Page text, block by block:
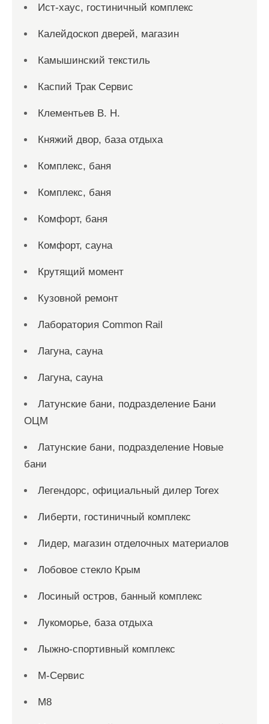
Ист-хаус, гостиничный комплекс
Калейдоскоп дверей, магазин
Камышинский текстиль
Каспий Трак Сервис
Клементьев В. Н.
Княжий двор, база отдыха
Комплекс, баня
Комплекс, баня
Комфорт, баня
Комфорт, сауна
Крутящий момент
Кузовной ремонт
Лаборатория Common Rail
Лагуна, сауна
Лагуна, сауна
Латунские бани, подразделение Бани
ОЦМ
Латунские бани, подразделение Новые
бани
Легендорс, официальный дилер Torex
Либерти, гостиничный комплекс
Лидер, магазин отделочных материалов
Лобовое стекло Крым
Лосиный остров, банный комплекс
Лукоморье, база отдыха
Лыжно-спортивный комплекс
М-Сервис
М8